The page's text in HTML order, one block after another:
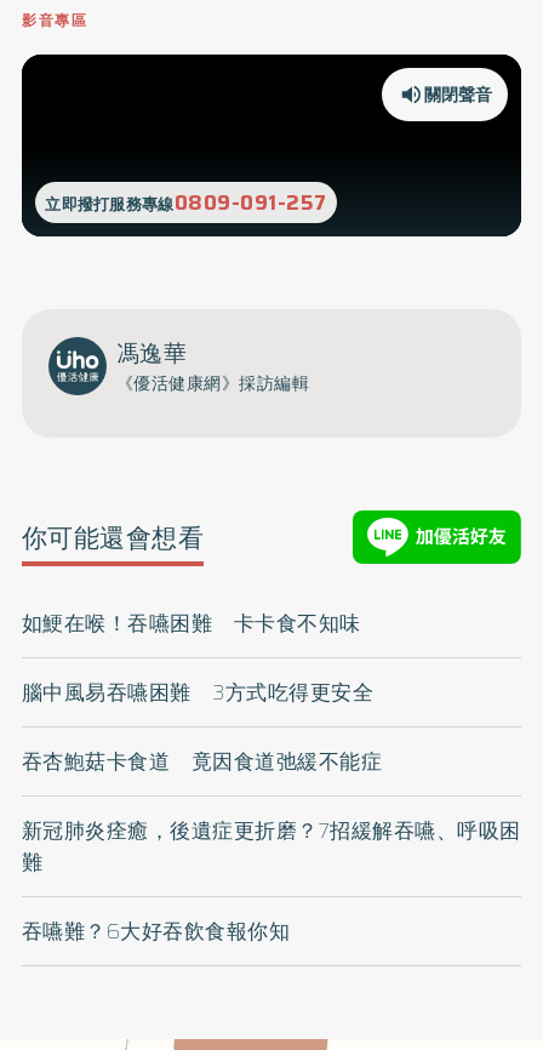
影音專區
立即撥打服務專線0809-091-257
關閉聲音
馮逸華
《優活健康網》採訪編輯
你可能還會想看
如鯁在喉！吞嚥困難 卡卡食不知味
腦中風易吞嚥困難 3方式吃得更安全
吞杏鮑菇卡食道 竟因食道弛緩不能症
新冠肺炎痊癒，後遺症更折磨？7招緩解吞嚥、呼吸困
難
吞嚥難？6大好吞飲食報你知